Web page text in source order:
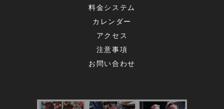
料金システム
カレンダー
アクセス
注意事項
お問い合わせ